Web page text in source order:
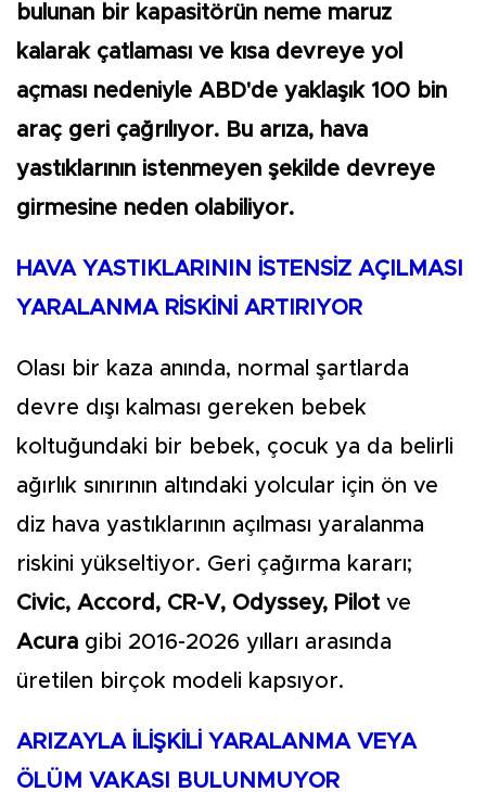
bulunan bir kapasitörün neme maruz
kalarak çatlaması ve kısa devreye yol
açması nedeniyle ABD'de yaklaşık 100 bin
araç geri çağrılıyor. Bu arıza, hava
yastıklarının istenmeyen şekilde devreye
girmesine neden olabiliyor.
HAVA YASTIKLARININ İSTENSİZ AÇILMASI
YARALANMA RİSKİNİ ARTIRIYOR
Olası bir kaza anında, normal şartlarda
devre dışı kalması gereken bebek
koltuğundaki bir bebek, çocuk ya da belirli
ağırlık sınırının altındaki yolcular için ön ve
diz hava yastıklarının açılması yaralanma
riskini yükseltiyor. Geri çağırma kararı;
Civic, Accord, CR-V, Odyssey, Pilotve
Acura gibi 2016-2026 yılları arasında
üretilen birçok modeli kapsıyor.
ARIZAYLA İLİŞKİLİ YARALANMA VEYA
ÖLÜM VAKASI BULUNMUYOR